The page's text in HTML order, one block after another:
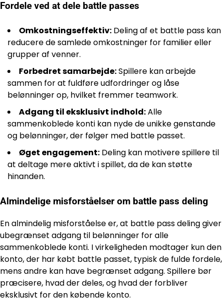
Fordele ved at dele battle passes
Omkostningseffektiv: Deling af et battle pass kan
reducere de samlede omkostninger for familier eller
grupper af venner.
Forbedret samarbejde:Spillere kan arbejde
sammen for at fuldføre udfordringer og låse
belønninger op, hvilket fremmer teamwork.
Adgang til eksklusivt indhold:Alle
sammenkoblede konti kan nyde de unikke genstande
og belønninger, der følger med battle passet.
Øget engagement: Deling kan motivere spillere til
at deltage mere aktivt i spillet, da de kan støtte
hinanden.
Almindelige misforståelser om battle pass deling
En almindelig misforståelse er, at battle pass deling giver
ubegrænset adgang til belønninger for alle
sammenkoblede konti. I virkeligheden modtager kun den
konto, der har købt battle passet, typisk de fulde fordele,
mens andre kan have begrænset adgang. Spillere bør
præcisere, hvad der deles, og hvad der forbliver
eksklusivt for den købende konto.